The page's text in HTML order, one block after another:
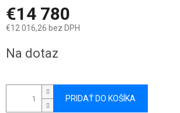
€14 780
€12 016,26 bez DPH
cena:
Na dotaz
PRIDAŤ DO KOŠÍKA